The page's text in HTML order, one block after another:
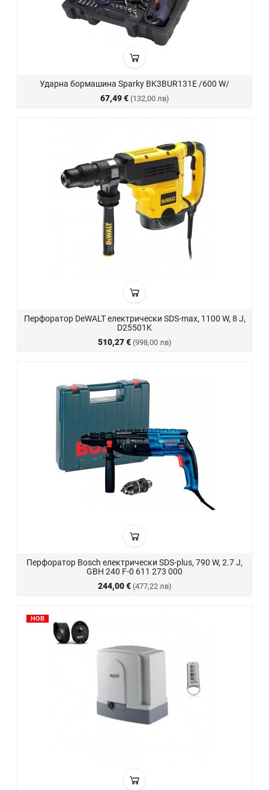
Ударна бормашина Sparky BK3BUR131E /600 W/
67,49 € (132,00 лв)
Перфоратор DeWALT електрически SDS-max, 1100 W, 8 J,
D25501K
510,27 € (998,00 лв)
Перфоратор Bosch електрически SDS-plus, 790 W, 2.7 J,
GBH 240 F-0 611 273 000
244,00 € (477,22 лв)
НОВ